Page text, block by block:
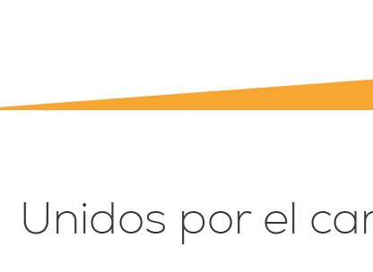
Unidos por el